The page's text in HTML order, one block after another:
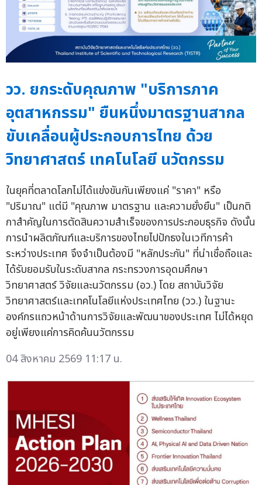
วว. ยกระดับคุณภาพ "บริการภาค
อุตสาหกรรม" ยืนหนึ่งมาตรฐานสากล
ขับเคลื่อนผู้ประกอบการไทย ด้วย
วิทยาศาสตร์ เทคโนโลยี นวัตกรรม
ในยุคที่ตลาดโลกไม่ได้แข่งขันกันเพียงแค่ "ราคา" หรือ
"ปริมาณ" แต่มี "คุณภาพ มาตรฐาน และความยั่งยืน" เป็นกติ
กาสำคัญในการตัดสินความสำเร็จของการประกอบธุรกิจ ดังนั้น
การนำผลิตภัณฑ์และบริการของไทยไปปักธงในเวทีการค้า
ระหว่างประเทศ จึงจำเป็นต้องมี "หลักประกัน" ที่น่าเชื่อถือและ
ได้รับยอมรับในระดับสากล กระทรวงการอุดมศึกษา
วิทยาศาสตร์ วิจัยและนวัตกรรม (อว.) โดย สถาบันวิจัย
วิทยาศาสตร์และเทคโนโลยีแห่งประเทศไทย (วว.) ในฐานะ
องค์กรแถวหน้าด้านการวิจัยและพัฒนาของประเทศ ไม่ได้หยุด
อยู่เพียงแค่การคิดค้นนวัตกรรม
04 สิงหาคม 2569 11:17 น.